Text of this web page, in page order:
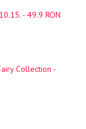
- 49.9 RON
Collection -